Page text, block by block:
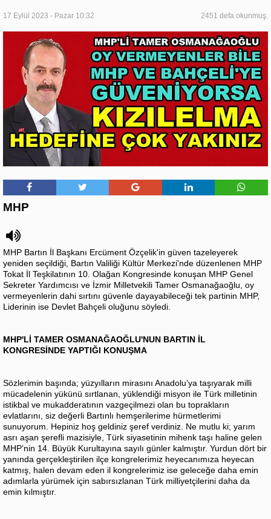
17 Eylül 2023 - Pazar 10:32 2451 defa okunmuş.
MHP
MHP Bartın İl Başkanı Ercüment Özçelik'in güven tazeleyerek
yeniden seçildiği, Bartın Valiliği Kültür Merkezi'nde düzenlenen MHP
Tokat İl Teşkilatının 10. Olağan Kongresinde konuşan MHP Genel
Sekreter Yardımcısı ve İzmir Milletvekili Tamer Osmanağaoğlu, oy
vermeyenlerin dahi sırtını güvenle dayayabileceği tek partinin MHP,
Liderinin ise Devlet Bahçeli oluğunu söyledi.
MHP'Lİ TAMER OSMANAĞAOĞLU'NUN BARTIN İL
KONGRESİNDE YAPTIĞI KONUŞMA
Sözlerimin başında; yüzyılların mirasını Anadolu’ya taşıyarak milli
mücadelenin yükünü sırtlanan, yüklendiği misyon ile Türk milletinin
istikbal ve mukadderatının vazgeçilmezi olan bu toprakların
evlatlarını, siz değerli Bartınlı hemşerilerime hürmetlerimi
sunuyorum. Hepiniz hoş geldiniz şeref verdiniz. Ne mutlu ki; yarım
asrı aşan şerefli mazisiyle, Türk siyasetinin mihenk taşı haline gelen
MHP’nin 14. Büyük Kurultayına sayılı günler kalmıştır. Yurdun dört bir
yanında gerçekleştirilen ilçe kongrelerimiz heyecanımıza heyecan
katmış, halen devam eden il kongrelerimiz ise geleceğe daha emin
adımlarla yürümek için sabırsızlanan Türk milliyetçilerini daha da
emin kılmıştır.